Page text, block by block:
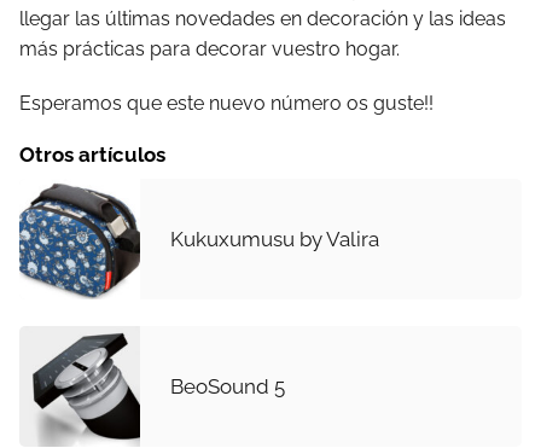
llegar las últimas novedades en decoración y las ideas
más prácticas para decorar vuestro hogar.
Esperamos que este nuevo número os guste!!
Otros artículos
Kukuxumusu by Valira
BeoSound 5